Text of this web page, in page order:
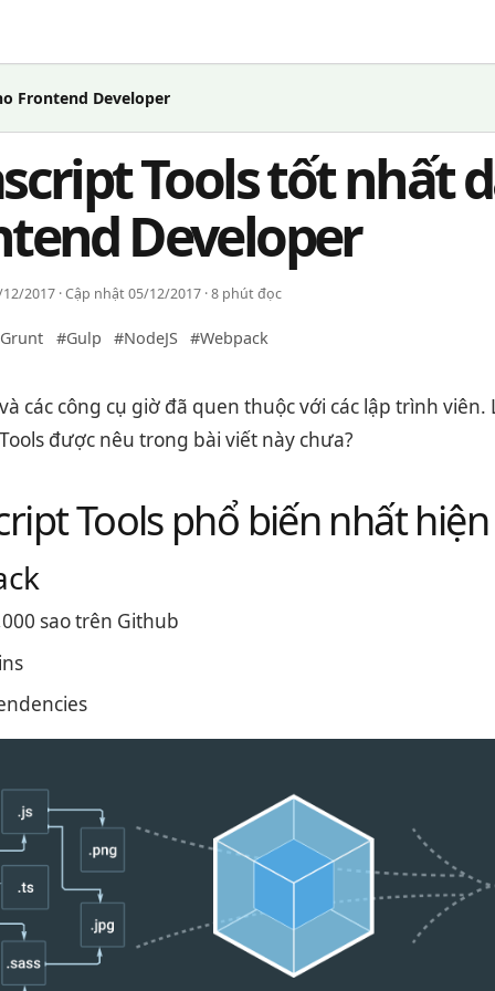
Frontend Developer
Tools tốt nhất
Developer
2017 · Cập nhật 05/12/2017 · 8 phút đọc
#Gulp #NodeJS #Webpack
các công cụ giờ đã quen thuộc với các lập trình
được nêu trong bài viết này chưa?
Tools phổ biến nhất
sao trên Github